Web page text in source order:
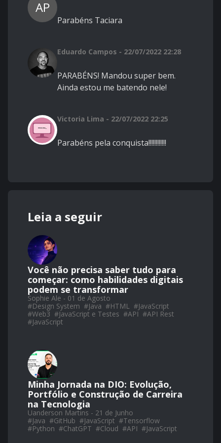
AP
Parabéns Taciara
Eduardo Campos - 22/07/2022 22:28
PARABÉNS! Mandou super bem.
Ainda estou me batendo nele!
Victoria Lima - 22/07/2022 22:25
Parabéns pela conquista!!!!!!!!!!!!
Leia a seguir
Você não precisa saber tudo para
começar: como habilidades digitais
podem se transformar
Sophie Ale - 01 de Agosto
#Design System #Java #HTML #JavaScript
#Web3 #JavaScript e Testes #API #API Rest
#JavaScript
Minha Jornada na DIO: Evolução,
Portfólio e Construção de Carreira
na Tecnologia
Uanderson Martins - 21 de Junho
#Java #GitHub #JavaScript #Tensorflow
#Python #ChatGPT #Cloud #API #JavaScript